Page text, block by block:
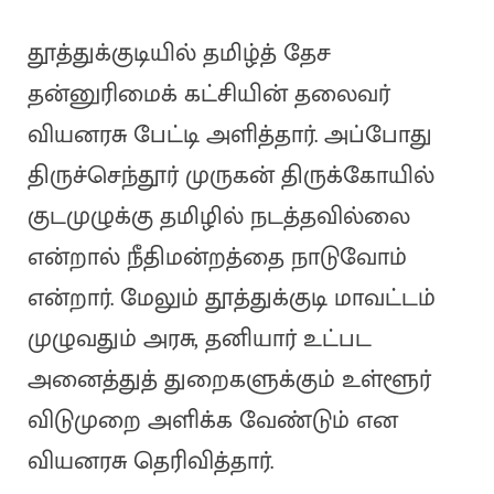
தூத்துக்குடியில் தமிழ்த் தேச
தன்னுரிமைக் கட்சியின் தலைவர்
வியனரசு பேட்டி அளித்தார். அப்போது
திருச்செந்தூர் முருகன் திருக்கோயில்
குடமுழுக்கு தமிழில் நடத்தவில்லை
என்றால் நீதிமன்றத்தை நாடுவோம்
என்றார். மேலும் தூத்துக்குடி மாவட்டம்
முழுவதும் அரசு, தனியார் உட்பட
அனைத்துத் துறைகளுக்கும் உள்ளூர்
விடுமுறை அளிக்க வேண்டும் என
வியனரசு தெரிவித்தார்.